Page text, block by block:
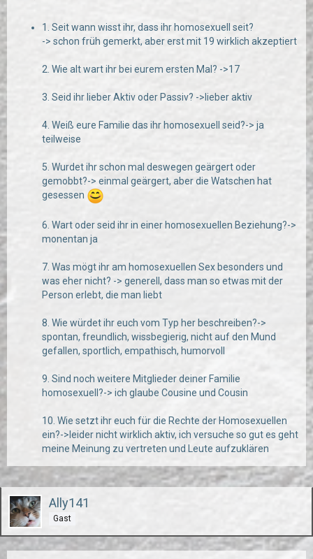
1. Seit wann wisst ihr, dass ihr homosexuell seit?
-> schon früh gemerkt, aber erst mit 19 wirklich akzeptiert
2. Wie alt wart ihr bei eurem ersten Mal? ->17
3. Seid ihr lieber Aktiv oder Passiv? ->lieber aktiv
4. Weiß eure Familie das ihr homosexuell seid?-> ja
teilweise
5. Wurdet ihr schon mal deswegen geärgert oder
gemobbt?-> einmal geärgert, aber die Watschen hat
gesessen
6. Wart oder seid ihr in einer homosexuellen Beziehung?->
monentan ja
7. Was mögt ihr am homosexuellen Sex besonders und
was eher nicht? -> generell, dass man so etwas mit der
Person erlebt, die man liebt
8. Wie würdet ihr euch vom Typ her beschreiben?->
spontan, freundlich, wissbegierig, nicht auf den Mund
gefallen, sportlich, empathisch, humorvoll
9. Sind noch weitere Mitglieder deiner Familie
homosexuell?-> ich glaube Cousine und Cousin
10. Wie setzt ihr euch für die Rechte der Homosexuellen
ein?->leider nicht wirklich aktiv, ich versuche so gut es geht
meine Meinung zu vertreten und Leute aufzuklären
Ally141
Gast